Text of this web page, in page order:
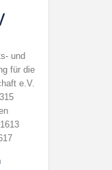
und
für die
e.V.